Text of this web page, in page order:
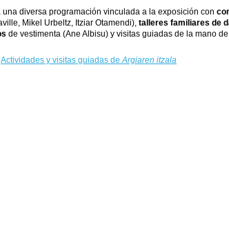
una diversa programación vinculada a la exposición con
Mikel Urbeltz, Itziar Otamendi), talleres familiares de
de vestimenta (Ane Albisu) y visitas guiadas de la mano
Actividades y visitas guiadas de Argiaren itzala